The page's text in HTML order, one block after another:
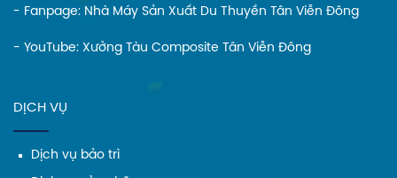
- Fanpage: Nhà Máy Sản Xuất Du Thuyền Tân Viễn Đông
- YouTube: Xưởng Tàu Composite Tân Viễn Đông
DỊCH VỤ
Dịch vụ bảo trì